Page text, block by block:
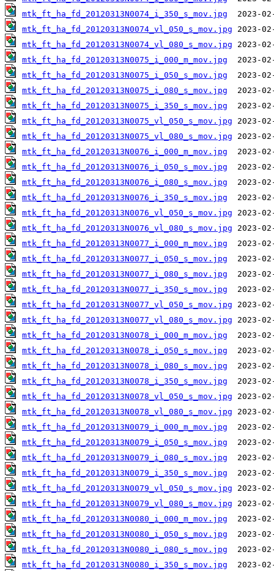
mtk_ft_ha_fd_20120313N0074_i_350_s_mov.jpg
mtk_ft_ha_fd_20120313N0074_vl_050_s_mov.jpg
mtk_ft_ha_fd_20120313N0074_vl_080_s_mov.jpg
mtk_ft_ha_fd_20120313N0075_i_000_m_mov.jpg
mtk_ft_ha_fd_20120313N0075_i_050_s_mov.jpg
mtk_ft_ha_fd_20120313N0075_i_080_s_mov.jpg
mtk_ft_ha_fd_20120313N0075_i_350_s_mov.jpg
mtk_ft_ha_fd_20120313N0075_vl_050_s_mov.jpg
mtk_ft_ha_fd_20120313N0075_vl_080_s_mov.jpg
mtk_ft_ha_fd_20120313N0076_i_000_m_mov.jpg
mtk_ft_ha_fd_20120313N0076_i_050_s_mov.jpg
mtk_ft_ha_fd_20120313N0076_i_080_s_mov.jpg
mtk_ft_ha_fd_20120313N0076_i_350_s_mov.jpg
mtk_ft_ha_fd_20120313N0076_vl_050_s_mov.jpg
mtk_ft_ha_fd_20120313N0076_vl_080_s_mov.jpg
mtk_ft_ha_fd_20120313N0077_i_000_m_mov.jpg
mtk_ft_ha_fd_20120313N0077_i_050_s_mov.jpg
mtk_ft_ha_fd_20120313N0077_i_080_s_mov.jpg
mtk_ft_ha_fd_20120313N0077_i_350_s_mov.jpg
mtk_ft_ha_fd_20120313N0077_vl_050_s_mov.jpg
mtk_ft_ha_fd_20120313N0077_vl_080_s_mov.jpg
mtk_ft_ha_fd_20120313N0078_i_000_m_mov.jpg
mtk_ft_ha_fd_20120313N0078_i_050_s_mov.jpg
mtk_ft_ha_fd_20120313N0078_i_080_s_mov.jpg
mtk_ft_ha_fd_20120313N0078_i_350_s_mov.jpg
mtk_ft_ha_fd_20120313N0078_vl_050_s_mov.jpg
mtk_ft_ha_fd_20120313N0078_vl_080_s_mov.jpg
mtk_ft_ha_fd_20120313N0079_i_000_m_mov.jpg
mtk_ft_ha_fd_20120313N0079_i_050_s_mov.jpg
mtk_ft_ha_fd_20120313N0079_i_080_s_mov.jpg
mtk_ft_ha_fd_20120313N0079_i_350_s_mov.jpg
mtk_ft_ha_fd_20120313N0079_vl_050_s_mov.jpg
mtk_ft_ha_fd_20120313N0079_vl_080_s_mov.jpg
mtk_ft_ha_fd_20120313N0080_i_000_m_mov.jpg
mtk_ft_ha_fd_20120313N0080_i_050_s_mov.jpg
mtk_ft_ha_fd_20120313N0080_i_080_s_mov.jpg
mtk_ft_ha_fd_20120313N0080_i_350_s_mov.jpg